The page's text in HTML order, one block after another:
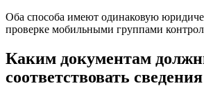
Оба способа имеют одинаковую
проверке мобильными группами
Каким документам
соответствовать